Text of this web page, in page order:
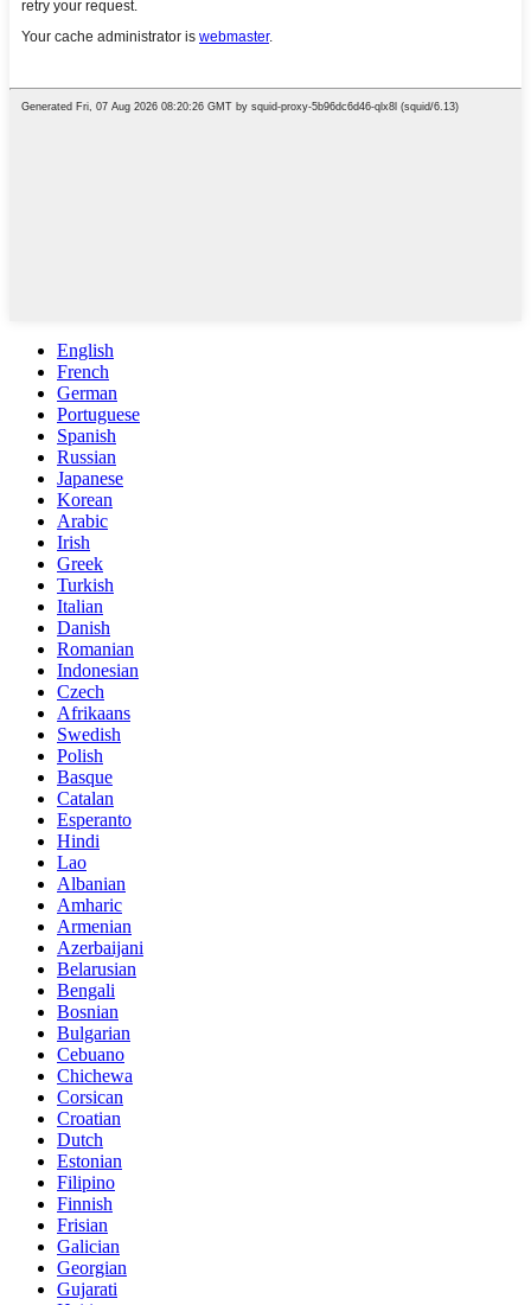
English
French
German
Portuguese
Spanish
Russian
Japanese
Korean
Arabic
Irish
Greek
Turkish
Italian
Danish
Romanian
Indonesian
Czech
Afrikaans
Swedish
Polish
Basque
Catalan
Esperanto
Hindi
Lao
Albanian
Amharic
Armenian
Azerbaijani
Belarusian
Bengali
Bosnian
Bulgarian
Cebuano
Chichewa
Corsican
Croatian
Dutch
Estonian
Filipino
Finnish
Frisian
Galician
Georgian
Gujarati